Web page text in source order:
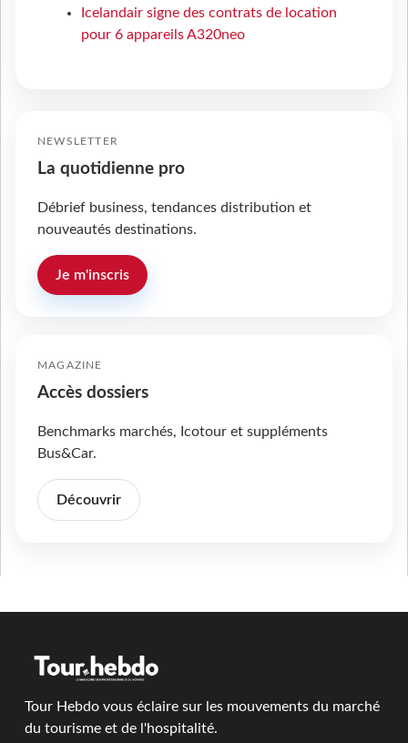
Icelandair signe des contrats de location
pour 6 appareils A320neo
NEWSLETTER
La quotidienne pro
Débrief business, tendances distribution et
nouveautés destinations.
Je m'inscris
MAGAZINE
Accès dossiers
Benchmarks marchés, Icotour et suppléments
Bus&Car.
Découvrir
Tour Hebdo vous éclaire sur les mouvements du marché
du tourisme et de l'hospitalité.